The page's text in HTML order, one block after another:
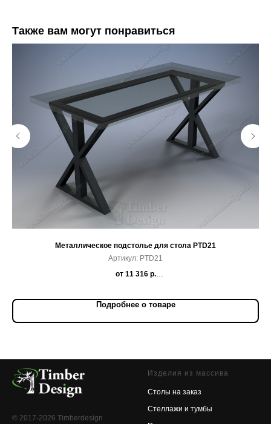
Также вам могут понравиться
Металлическое подстолье для стола PTD21
Артикул: PTD21
от 11 316 р.
Подробнее о товаре
© 2017-2026 Timberdesign
Изделия из массива
Столы на заказ
Стеллажи и тумбы